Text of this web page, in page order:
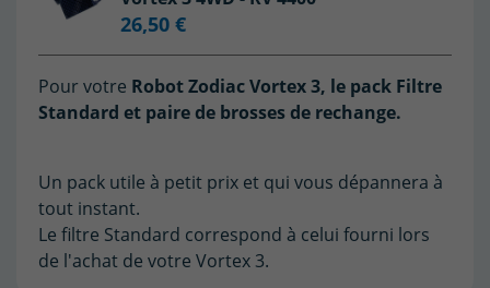
26,50 €
Pour votre RobotZodiac Vortex 3, le pack Filtre
Standard et paire de brosses de rechange.
Un pack utile à petit prix et qui vous dépannera à
tout instant.
Le filtre Standard correspond à celui fourni lors
de l'achat de votre Vortex 3.